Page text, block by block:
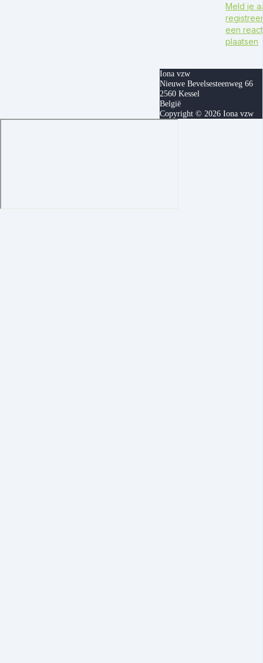
Meld je
een
plaatsen
Iona vzw
Nieuwe Bevelsesteenweg 66
2560 Kessel
België
Copyright © 2026 Iona vzw